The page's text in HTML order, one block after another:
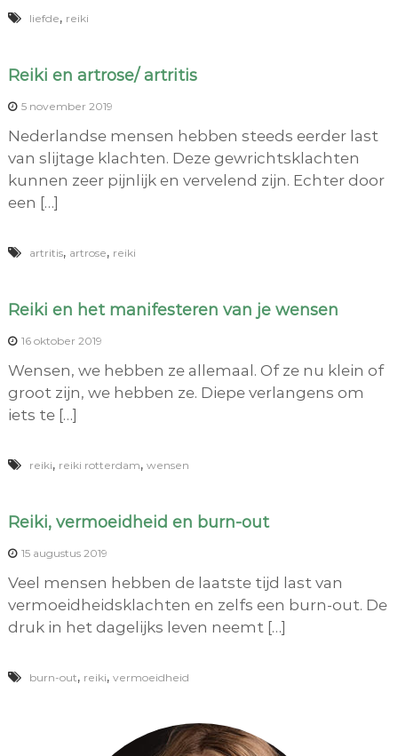
liefde, reiki
Reiki en artrose/ artritis
5 november 2019
Nederlandse mensen hebben steeds eerder last
van slijtage klachten. Deze gewrichtsklachten
kunnen zeer pijnlijk en vervelend zijn. Echter door
een […]
artritis, artrose, reiki
Reiki en het manifesteren van je wensen
16 oktober 2019
Wensen, we hebben ze allemaal. Of ze nu klein of
groot zijn, we hebben ze. Diepe verlangens om
iets te […]
reiki, reiki rotterdam, wensen
Reiki, vermoeidheid en burn-out
15 augustus 2019
Veel mensen hebben de laatste tijd last van
vermoeidheidsklachten en zelfs een burn-out. De
druk in het dagelijks leven neemt […]
burn-out, reiki, vermoeidheid